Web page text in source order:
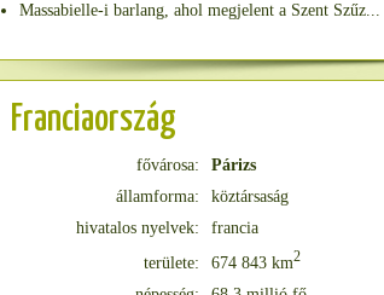
Massabielle-i barlang, ahol megjelent a Szent Szűz...
Franciaország
fővárosa:
Párizs
államforma:
köztársaság
hivatalos nyelvek:
francia
területe:
674 843 km2